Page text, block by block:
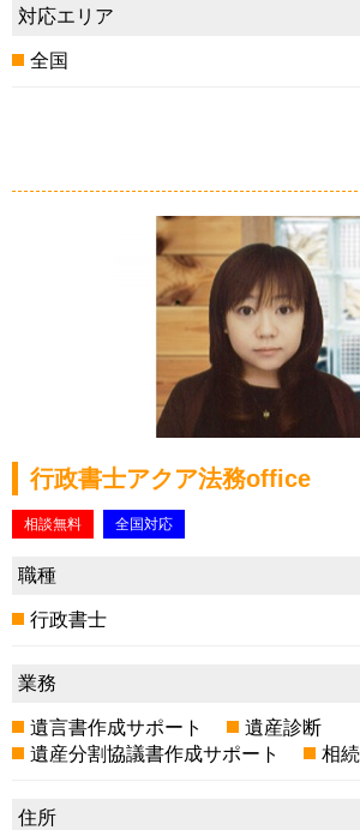
対応エリア
全国
行政書士アクア法務office
相談無料 全国対応
職種
行政書士
業務
遺言書作成サポート
遺産診断
遺産分割協議書作成サポート
相
住所